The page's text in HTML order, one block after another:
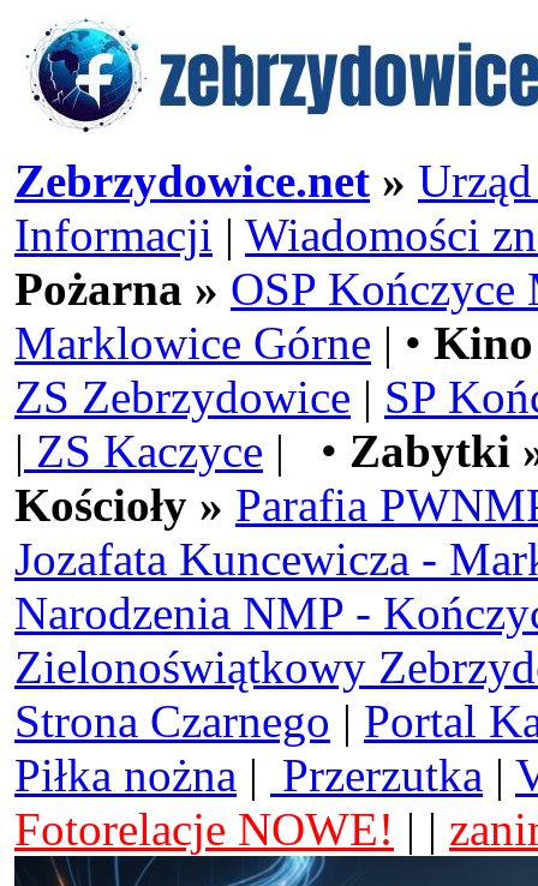
Zebrzydowice.net »
Informacji | Wiadomości
Pożarna » OSP Kończyce
Marklowice Górne | •
ZS Zebrzydowice | SP
| ZS Kaczyce | • Zabytki
Kościoły » Parafia
Jozafata Kuncewicza -
Narodzenia NMP -
Zielonoświątkowy
Strona Czarnego | Portal
Piłka nożna | Przerzutka |
Fotorelacje NOWE! | |